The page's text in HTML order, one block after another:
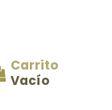
Carrito
Vacío